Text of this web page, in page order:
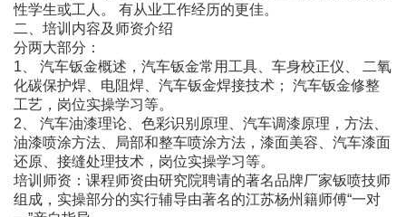
性学生或工人。 有从业工作经历的更佳。
二、培训内容及师资介绍
分两大部分：
1、 汽车钣金概述，汽车钣金常用工具、车身校正仪、 二氧
化碳保护焊、电阻焊、汽车钣金焊接技术； 汽车钣金修整
工艺，岗位实操学习等。
2、 汽车油漆理论、色彩识别原理、汽车调漆原理，方法、
油漆喷涂方法、局部和整车喷涂方法，漆面美容、汽车漆面
还原、接缝处理技术，岗位实操学习等。
培训师资：课程师资由研究院聘请的著名品牌厂家钣喷技师
组成，实操部分的实行辅导由著名的江苏杨州籍师傅“一对